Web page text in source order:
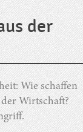
der
Wie schaffen
Wirtschaft?